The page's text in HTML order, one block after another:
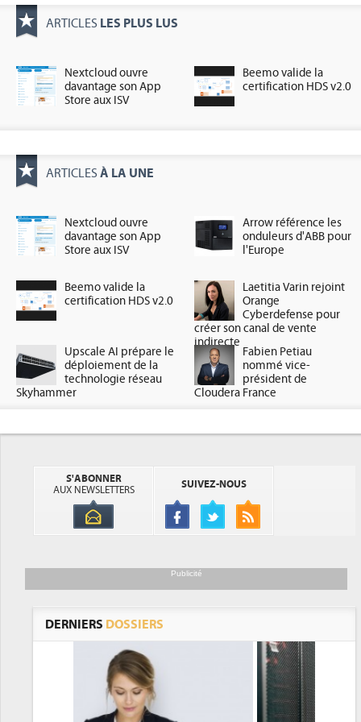
ARTICLES LES PLUS LUS
Nextcloud ouvre
davantage son App
Store aux ISV
Beemo valide la
certification HDS v2.0
ARTICLES À LA UNE
Nextcloud ouvre
davantage son App
Store aux ISV
Arrow référence les
onduleurs d'ABB pour
l'Europe
Beemo valide la
certification HDS v2.0
Laetitia Varin rejoint
Orange
Cyberdefense pour
créer son canal de vente
indirecte
Upscale AI prépare le
déploiement de la
technologie réseau
Skyhammer
Fabien Petiau
nommé vice-
président de
Cloudera France
S'ABONNER
AUX NEWSLETTERS
SUIVEZ-NOUS
Publicité
DERNIERS DOSSIERS